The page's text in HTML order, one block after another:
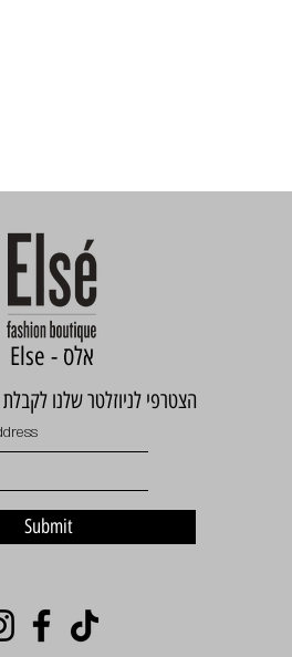
Else - אלס
הצטרפי לניוזלטר שלנו לקבלת
Submit